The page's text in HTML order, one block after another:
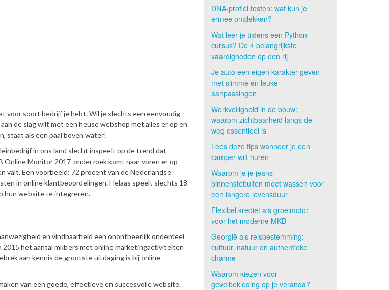
voor soort bedrijf je hebt. Wil je slechts een eenvoudig
de slag wilt met een heuse webshop met alles er op en
staat als een paal boven water!
in ons land slecht inspeelt op de trend dat
Monitor 2017-onderzoek komt naar voren er op
valt. Een voorbeeld: 72 procent van de Nederlandse
in online klantbeoordelingen. Helaas speelt slechts 18
hun website te integreren.
en vindbaarheid een onontbeerlijk onderdeel
het aantal mkb’ers met online marketingactiviteiten
aan kennis de grootste uitdaging is bij online
van een goede, effectieve en succesvolle website.
DNA-profiel testen: wat kun je
ermee ontdekken?
Wat leer je tijdens een Python
cursus? De 4 belangrijkste
vaardigheden op een rij
Je auto een eigen karakter geven
met slimme en leuke
aanpassingen
Werkveiligheid in de bouw:
waarom zichtbaarheid langs de
weg essentieel is
Lees deze tips wanneer je een
camper wilt huren
Waarom je je jeans
binnenstebuiten moet wassen voor
een langere levensduur
Flexibel krediet als groeimotor
voor het moderne MKB
Georgië als reisbestemming:
cultuur, natuur en authentieke
charme
Waarom kiezen voor
gevelbekleding op je veranda?